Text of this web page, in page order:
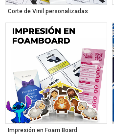
Corte de Vinil personalizadas
Impresión en Foam Board